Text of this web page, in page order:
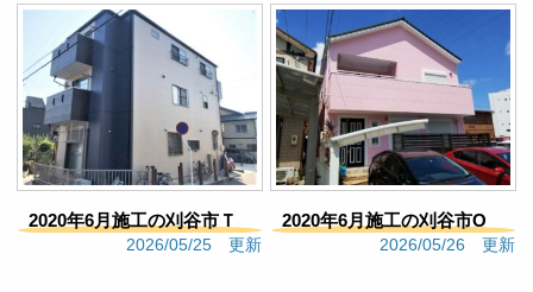
極端な低価格を誇示せず、実
直に作業工程、塗料、耐久性等を説明していただ
き、また、施工事例の多さからもわかるように丁寧
な作業が決め手となりました。実際に、職人さんも
技術に裏付けられた丁寧で、実直な作業をしていた
だきました。特に、養生のきめ細やかさには感心し
ました。これがあったからこそ、塗装の仕上がりが
満足いくものに繋がったのだなと思いました。
Google口コミ
s F
2020年6月施工の刈谷市Ｔ
2026/05/25 更新
2020年6月施工の刈谷市O
2026/05/26 更新